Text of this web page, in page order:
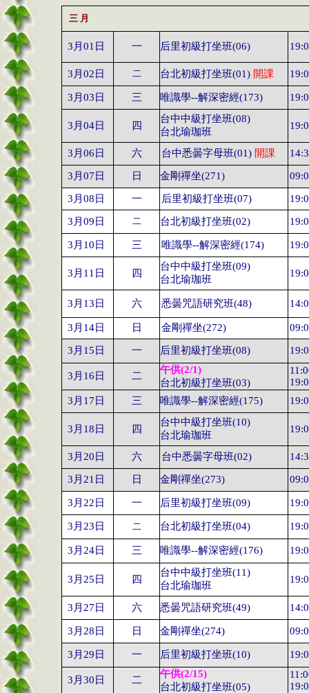
三 月
3 月01 日 一 后里初級打坐班(06)
3 月02 日 二 台北初級打坐班(01) 開課
3 月03 日 三 唯識學--解深密經(173)
3 月04日 四
台中中級打坐班(08)
台北瑜珈班
3月06日 六 台中悉曇字母班(01) 開課
3 月07 日 日 金剛禪坐(271)
3 月08 日 一 后里初級打坐班(07)
3 月09 日 二 台北初級打坐班(02)
3 月 10 日 三 唯識學--解深密經(174)
3 月 11 日 四
台中中級打坐班(09)
台北瑜珈班
3 月 13 日 六 悉曇咒語研究班(48)
3 月 14日 日 金剛禪坐(272)
3 月 15 日 一 后里初級打坐班(08)
3 月 16 日 二
午供(2/1)
台北初級打坐班(03)
3 月 17 日 三 唯識學--解深密經(175)
3 月 18 日 四
台中中級打坐班(10)
台北瑜珈班
3 月 20日 六 台中悉曇字母班(02)
3 月 21 日 日 金剛禪坐(273)
3 月 22 日 一 后里初級打坐班(09)
3 月 23 日 二 台北初級打坐班(04)
3 月 24日 三 唯識學--解深密經(176)
3 月 25 日 四
台中中級打坐班(11)
台北瑜珈班
3 月 27 日 六 悉曇咒語研究班(49)
3 月 28 日 日 金剛禪坐(274)
3 月 29 日 一 后里初級打坐班(10)
3 月30 日 二
午供(2/15)
台北初級打坐班(05)